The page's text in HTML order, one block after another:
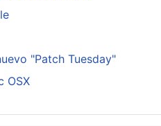
"Patch Tuesday"
OSX